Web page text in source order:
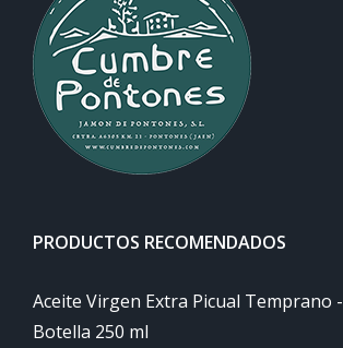
PRODUCTOS RECOMENDADOS
Aceite Virgen Extra Picual Temprano -
Botella 250 ml